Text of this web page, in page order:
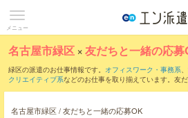
メニュー
名古屋市緑区 ×友だちと一緒の応募
緑区の派遣のお仕事情報です。 オフィスワーク・事務系、
クリエイティブ系などのお仕事を取り揃えています。友
名古屋市緑区 / 友だちと一緒の応募OK